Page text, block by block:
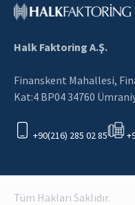
Halk Faktoring A.Ş.
Finanskent Mahallesi,
Kat:4 BP04 34760
+90(216) 285 02 85
Tüm Hakları Saklıdır.